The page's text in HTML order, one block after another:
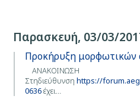
Παρασκευή, 03/03/
Προκήρυξη μορφωτικών
ΑΝΑΚΟΙΝΩΣΗ
Στηδιεύθυνση https://
0636έχει…